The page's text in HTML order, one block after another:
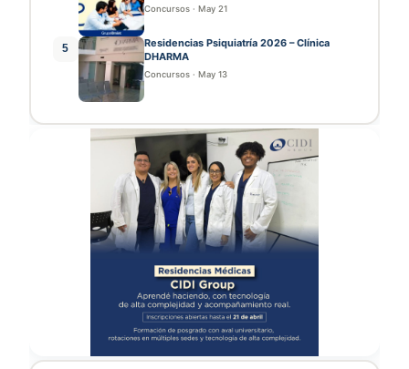
Concursos · May 21
5
Residencias Psiquiatría 2026 – Clínica
DHARMA
Concursos · May 13